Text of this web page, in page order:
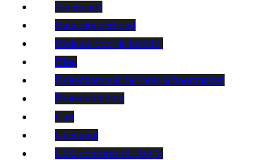
Afrekenen
Batterijonderhoud
Bedankt voor je bericht!
Blog
Buitenkant van het huis schoonmaken
Buitenreiniging
Cart
Checkout
CO2 conform EURO V